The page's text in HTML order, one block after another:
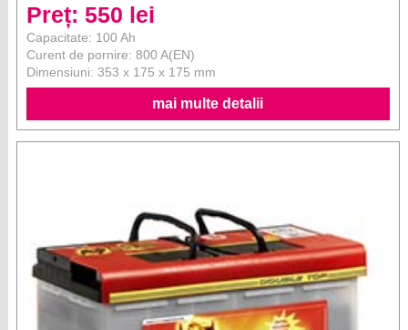
Preț: 550 lei
Capacitate: 100 Ah
Curent de pornire: 800 A(EN)
Dimensiuni: 353 x 175 x 175 mm
mai multe detalii